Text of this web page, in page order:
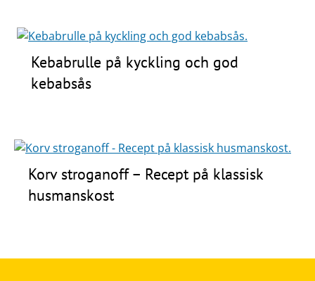
Kebabrulle på kyckling och god
kebabsås
Korv stroganoff – Recept på klassisk
husmanskost